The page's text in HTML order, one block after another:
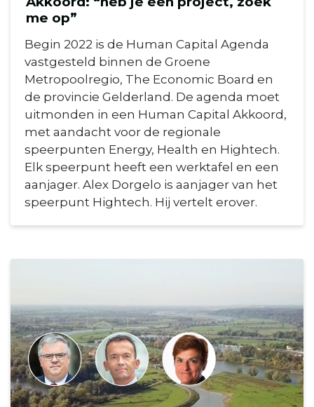
me op”
Begin 2022 is de Human Capital Agenda
vastgesteld binnen de Groene
Metropoolregio, The Economic Board en
de provincie Gelderland. De agenda moet
uitmonden in een Human Capital Akkoord,
met aandacht voor de regionale
speerpunten Energy, Health en Hightech.
Elk speerpunt heeft een werktafel en een
aanjager. Alex Dorgelo is aanjager van het
speerpunt Hightech. Hij vertelt erover.